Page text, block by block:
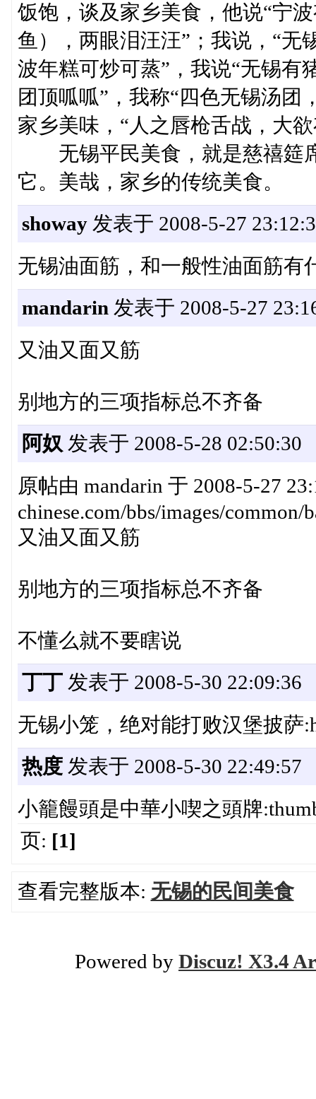
饭饱，谈及家乡美食，他说“宁
鱼），两眼泪汪汪”；我说，“无
波年糕可炒可蒸”，我说“无锡有
团顶呱呱”，我称“四色无锡汤团
家乡美味，“人之唇枪舌战，大
无锡平民美食，就是慈禧筵
它。美哉，家乡的传统美食。
showay发表于 2008-5-27
无锡油面筋，和一般性油面筋有
mandarin 发表于 2008-5-27
又油又面又筋
别地方的三项指标总不齐备
阿奴 发表于 2008-5-28 02:50:30
原帖由 mandarin 于 2008-5-27
chinese.com/bbs/images/common/
又油又面又筋
别地方的三项指标总不齐备
不懂么就不要瞎说
丁丁发表于 2008-5-30 22:09:36
无锡小笼，绝对能打败汉堡披萨
热度发表于 2008-5-30 22:49:57
小籠饅頭是中華小喫之頭牌
页: [1]
查看完整版本: 无锡的民间美食
Powered by Discuz! X3.4